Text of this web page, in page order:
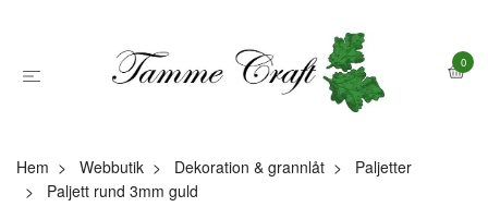
0
Hem Webbutik Dekoration & grannlåt
Paljetter
Paljett rund 3mm guld